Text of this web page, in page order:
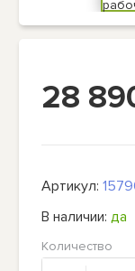
28
Артикул:
В наличии:да
Количество